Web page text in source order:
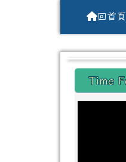
花蓮縣花回首頁
左邊
Time
頁尾